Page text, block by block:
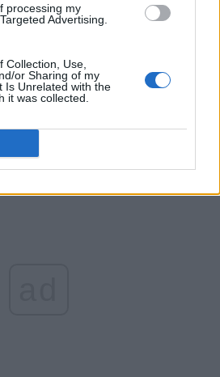
processing my
Advertising.
Collection, Use,
or Sharing of my
Is Unrelated with the
it was collected.
să scadă masiv
cu PSD încă din 2016 să
lui Ghiță, înaintea
un curent d-ăsta PSD-
Sigur, zice Sebi”